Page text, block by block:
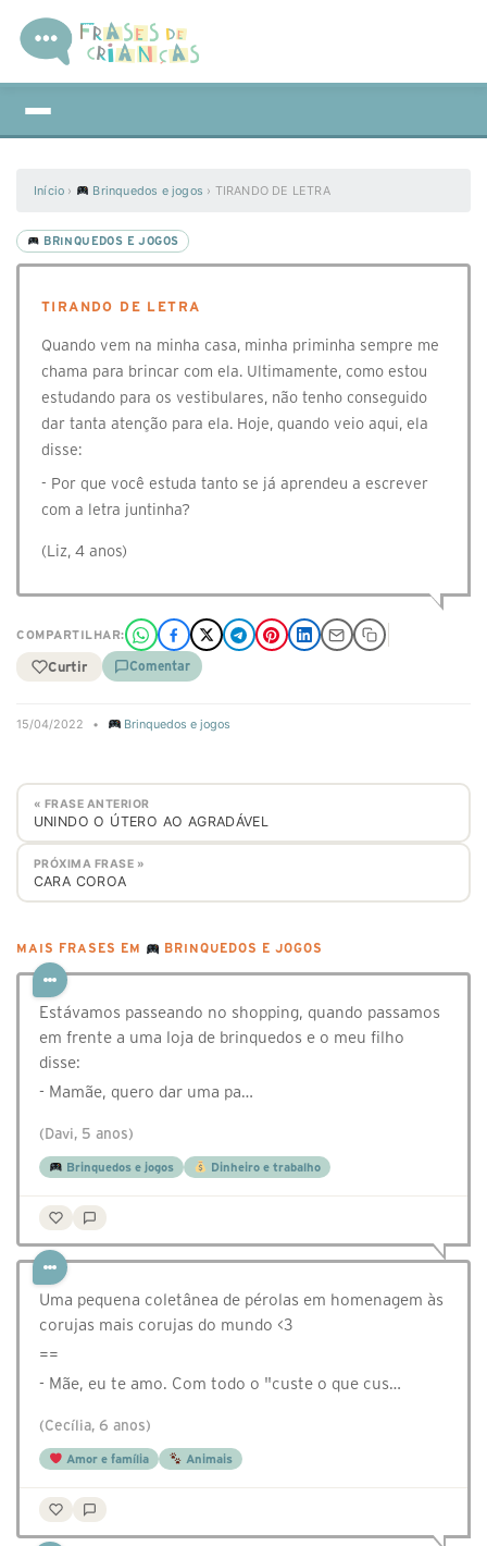
Início › Brinquedos e jogos › TIRANDO DE LETRA
BRINQUEDOS E JOGOS
TIRANDO DE LETRA
Quando vem na minha casa, minha priminha sempre me
chama para brincar com ela. Ultimamente, como estou
estudando para os vestibulares, não tenho conseguido
dar tanta atenção para ela. Hoje, quando veio aqui, ela
disse:
- Por que você estuda tanto se já aprendeu a escrever
com a letra juntinha?
(Liz, 4 anos)
COMPARTILHAR:
Curtir Comentar
15/04/2022 • Brinquedos e jogos
« FRASE ANTERIOR
UNINDO O ÚTERO AO AGRADÁVEL
PRÓXIMA FRASE »
CARA COROA
MAIS FRASES EM BRINQUEDOS E JOGOS
Estávamos passeando no shopping, quando passamos
em frente a uma loja de brinquedos e o meu filho
disse:
- Mamãe, quero dar uma pa…
(Davi, 5 anos)
Brinquedos e jogos Dinheiro e trabalho
Uma pequena coletânea de pérolas em homenagem às
corujas mais corujas do mundo <3
==
- Mãe, eu te amo. Com todo o "custe o que cus…
(Cecília, 6 anos)
Amor e família Animais